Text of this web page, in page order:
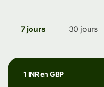
7 jours 30 jours
1 INR en GBP